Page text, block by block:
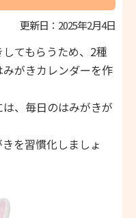
更新日：2025年2月4日
てもらうため、2種
がきカレンダーを作
、毎日のはみがきが
を習慣化しましょ